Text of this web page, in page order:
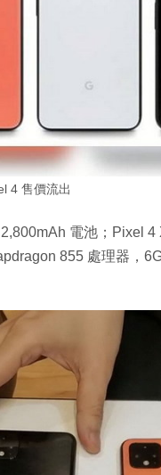
4 售價流出
電池；Pixel 4
855 處理器，